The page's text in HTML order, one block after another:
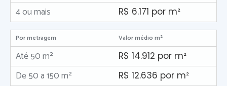
4 ou mais R$ 6.171 por m²
Por metragem Valor médio m²
Até 50 m² R$ 14.912 por m²
De 50 a 150 m² R$ 12.636 por m²